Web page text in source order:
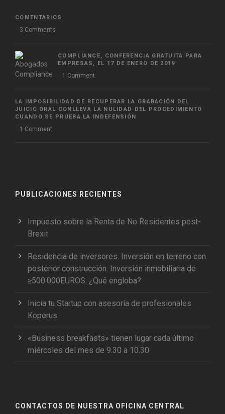
COMENTARIOS
3 Comments
COMPLIANCE, CONFERENCIA GRATUITA PARA
EMPRESAS, EL 17 DE ENERO DE 2019
1 Comment
LA IMPOSIBILIDAD DE RECUPERAR LA GRABACIÓN DEL
JUICIO ORAL CONLLEVA LA NULIDAD DEL PROCEDIMIENTO
CUANDO SE PRUEBA LA INDEFENSIÓN
1 Comment
PUBLICACIONES RECIENTES
Impuesto sobre la Renta de No Residentes post-
Brexit
Residencia de inversores. Inversión en terreno con
posterior construcción. Inversión inmobiliaria de
≥500.000EUROS. ¿Qué engloba?
Inicia tu Startup con asesoría de profesionales
Koperus
«Business breakfasts» tienen lugar cada último
miércoles del mes de 9.30 a 10.30
CONTACTOS DE NUESTRA OFICINA CENTRAL